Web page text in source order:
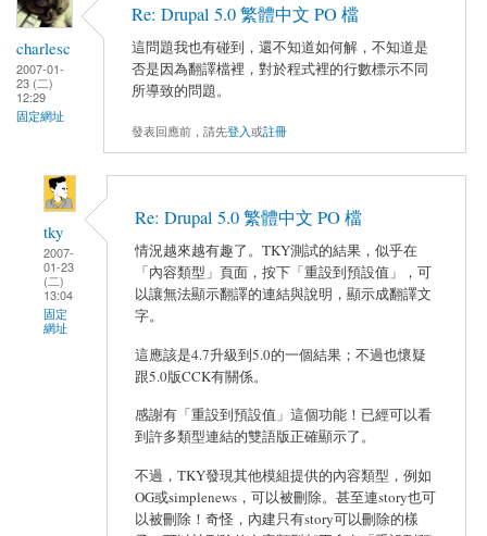
charlesc
2007-01-
23 (二)
12:29
固定網址
Re: Drupal 5.0 繁體中文 PO 檔
這問題我也有碰到，還不知道如何解，不知道是
否是因為翻譯檔裡，對於程式裡的行數標示不同
所導致的問題。
發表回應前，請先登入或註冊
tky
2007-
01-23
(二)
13:04
固定
網址
Re: Drupal 5.0 繁體中文 PO 檔
情況越來越有趣了。TKY測試的結果，似乎在
「內容類型」頁面，按下「重設到預設值」，可
以讓無法顯示翻譯的連結與說明，顯示成翻譯文
字。
這應該是4.7升級到5.0的一個結果；不過也懷疑
跟5.0版CCK有關係。
感謝有「重設到預設值」這個功能！已經可以看
到許多類型連結的雙語版正確顯示了。
不過，TKY發現其他模組提供的內容類型，例如
OG或simplenews，可以被刪除。甚至連story也可
以被刪除！奇怪，內建只有story可以刪除的樣